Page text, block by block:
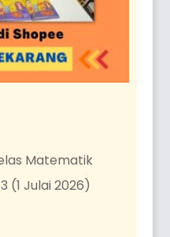
Matematik
(1 Julai 2026)